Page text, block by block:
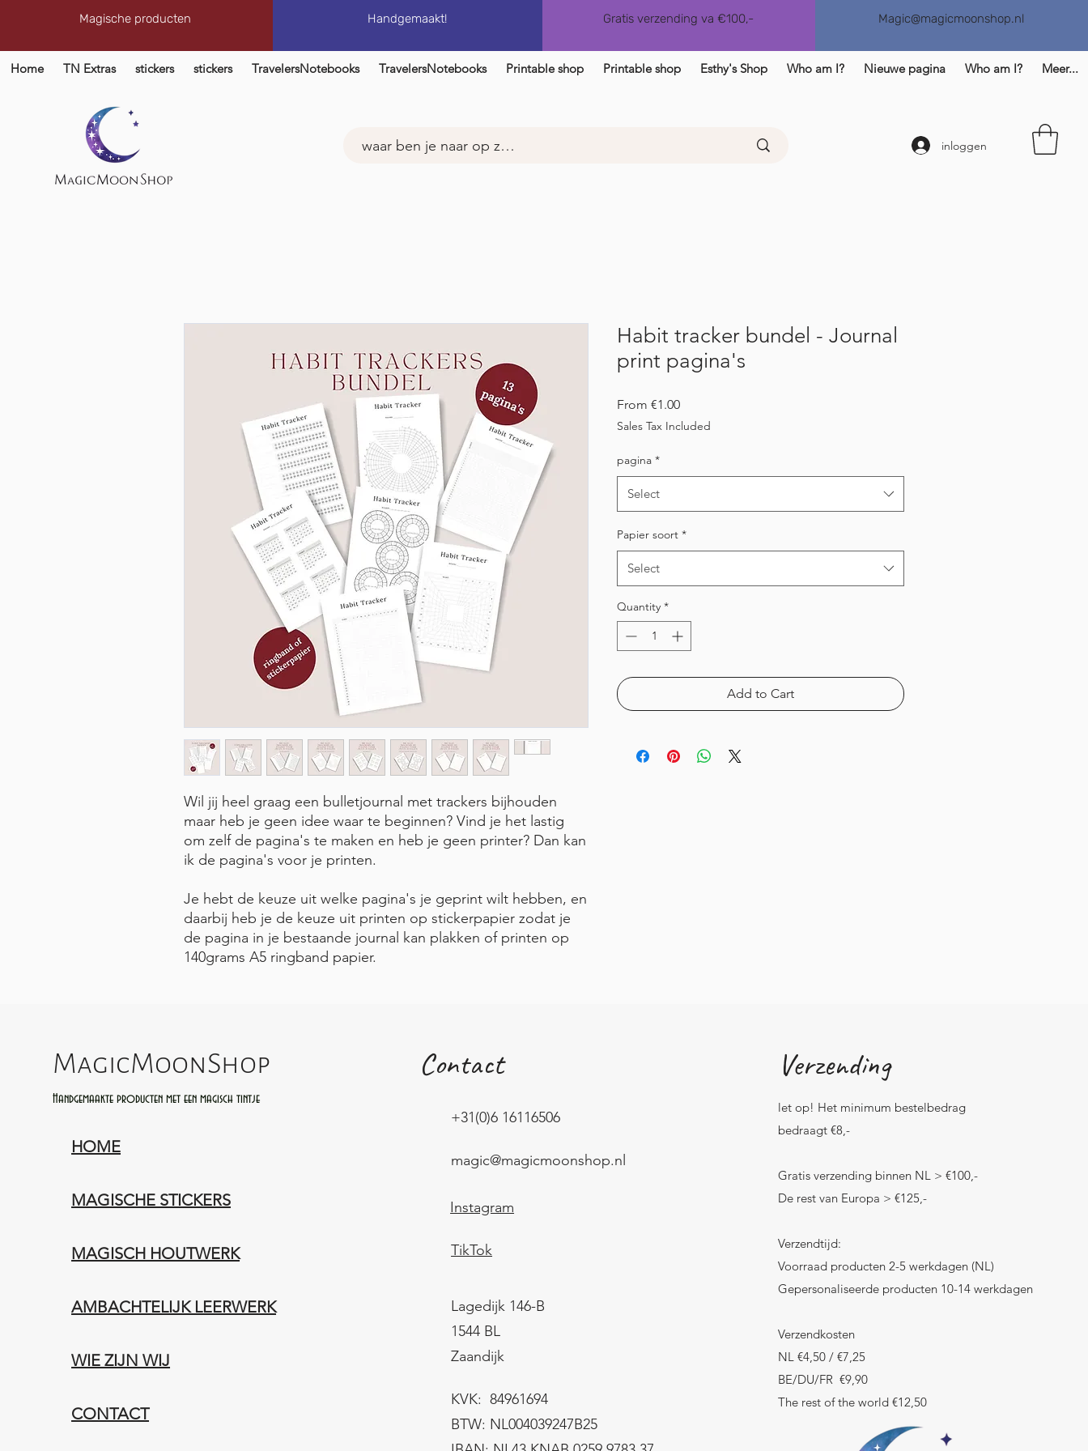
Magische producten Handgemaakt! Gratis verzending va €100,- Magic@magicmoonshop.nl
Home TN Extras stickers stickers TravelersNotebooks TravelersNotebooks Printable shop Printable shop Esthy's Shop Who am I? Nieuwe pagina Who am I? Meer...
inloggen
Wil jij heel graag een bulletjournal met trackers bijhouden
maar heb je geen idee waar te beginnen? Vind je het lastig
om zelf de pagina's te maken en heb je geen printer? Dan kan
ik de pagina's voor je printen.
Je hebt de keuze uit welke pagina's je geprint wilt hebben, en
daarbij heb je de keuze uit printen op stickerpapier zodat je
de pagina in je bestaande journal kan plakken of printen op
140grams A5 ringband papier.
Habit tracker bundel - Journal
print pagina's
From €1.00Sale
Price
Sales Tax Included
pagina *
Select
Papier soort *
Select
Quantity *
Add to Cart
MagicMoonShop
Handgemaakte producten met een magisch tintje
HOME
MAGISCHE STICKERS
MAGISCH HOUTWERK
AMBACHTELIJK LEERWERK​
WIE ZIJN WIJ​​
CONTACT
Contact
+31(0)6 16116506
magic@magicmoonshop.nl
Instagram
TikTok
Lagedijk 146-B
1544 BL
Zaandijk
KVK: 84961694
BTW: NL004039247B25
Verzending
let op! Het minimum bestelbedrag
bedraagt €8,-
Gratis verzending binnen NL > €100,-
De rest van Europa > €125,-
Verzendtijd:
Voorraad producten 2-5 werkdagen (NL)
Gepersonaliseerde producten 10-14 werkdagen
Verzendkosten
NL €4,50 / €7,25
BE/DU/FR €9,90
The rest of the world €12,50